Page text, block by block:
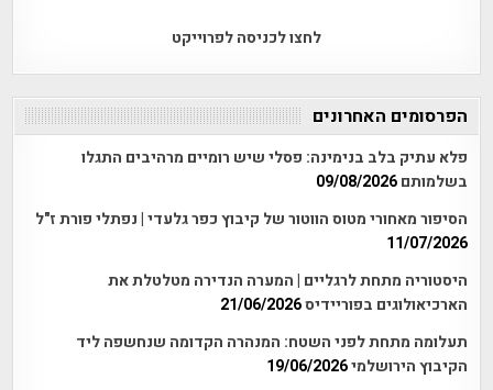
לחצו לכניסה לפרוייקט
הפרסומים האחרונים
פלא עתיק בלב בנימינה: פסלי שיש רומיים מרהיבים התגלו
בשלמותם 09/08/2026
הסיפור מאחורי מטוס הווטור של קיבוץ כפר גלעדי | נפתלי פורת ז"ל
11/07/2026
היסטוריה מתחת לרגליים | המערה הנדירה מטלטלת את
הארכיאולוגים בפוריידיס21/06/2026
תעלומה מתחת לפני השטח: המנהרה הקדומה שנחשפה ליד
הקיבוץ הירושלמי19/06/2026